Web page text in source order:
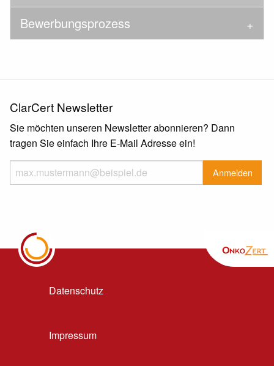
Bewerbungsprozess
ClarCert Newsletter
Sie möchten unseren Newsletter abonnieren? Dann
tragen Sie einfach Ihre E-Mail Adresse ein!
Datenschutz
Impressum